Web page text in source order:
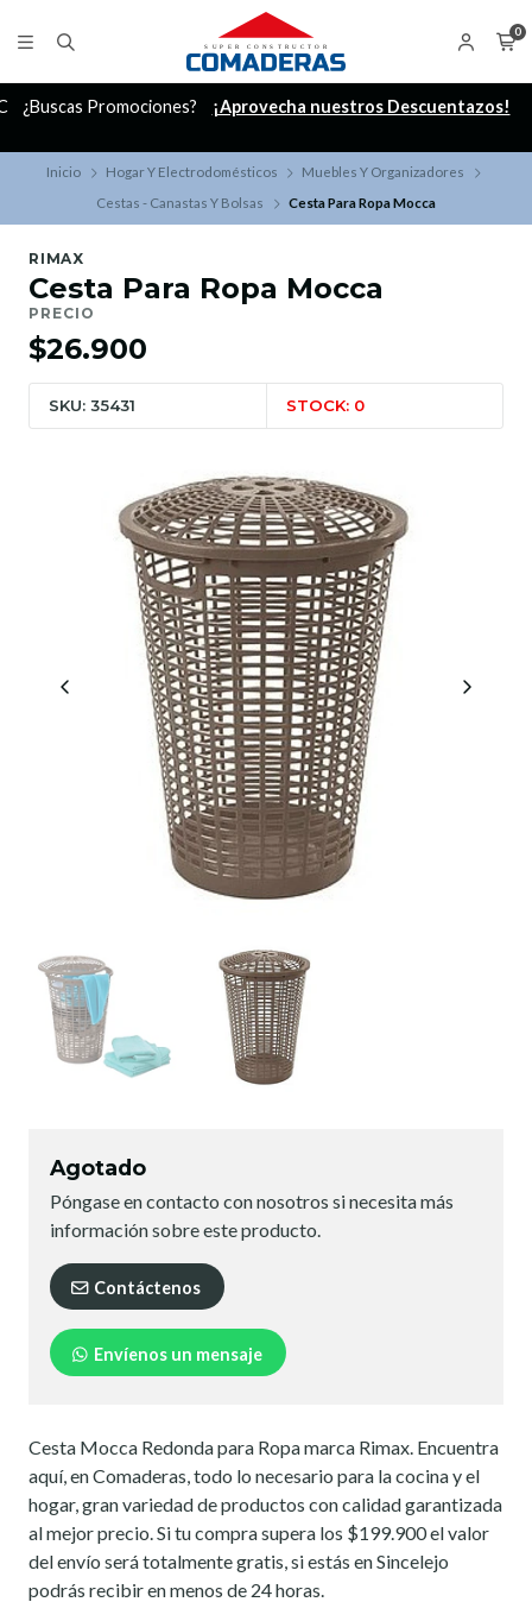
0
¿Buscas Promociones? ¡Aprovecha nuestros Descuentazos!
Inicio Hogar Y Electrodomésticos
Muebles Y Organizadores
Cestas - Canastas Y Bolsas
Cesta Para Ropa Mocca
RIMAX
Cesta Para Ropa Mocca
PRECIO
$26.900
SKU: 35431 STOCK: 0
Agotado
Póngase en contacto con nosotros si necesita más
información sobre este producto.
Contáctenos
Envíenos un mensaje
Cesta Mocca Redonda para Ropa marca Rimax. Encuentra
aquí, en Comaderas, todo lo necesario para la cocina y el
hogar, gran variedad de productos con calidad garantizada
al mejor precio. Si tu compra supera los $199.900 el valor
del envío será totalmente gratis, si estás en Sincelejo
podrás recibir en menos de 24 horas.